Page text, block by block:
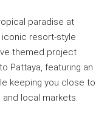
paradise at
iconic resort-style
themed project
Pattaya, featuring an
keeping you close to
local markets.